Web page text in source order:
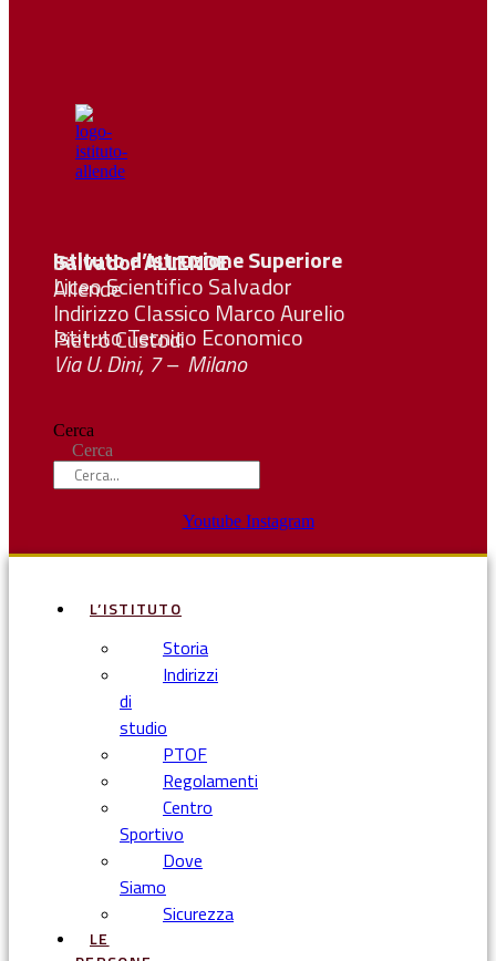
Istituto d’Istruzione Superiore SalvadorALLENDE
Liceo Scientifico Salvador Allende
Indirizzo Classico Marco Aurelio
Istituto Tecnico Economico Pietro Custodi
Via U. Dini, 7 – Milano
Cerca
Cerca
Youtube Instagram
L’ISTITUTO
Storia
Indirizzi
di
studio
PTOF
Regolamenti
Centro
Sportivo
Dove
Siamo
Sicurezza
LE